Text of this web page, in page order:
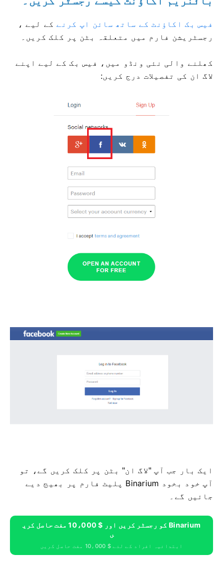
فیس بک اکاؤنٹ کے ساتھ سائن اپ کرنےکے لیے ،
رجسٹریشن فارم میں متعلقہ بٹن پر کلک کریں۔
کھلنے والی نئی ونڈو میں، فیس بک کے لیے اپنے
لاگ ان کی تفصیلات درج کریں:
ایک بار جب آپ "لاگ ان" بٹن پر کلک کریں گے، تو
آپ خود بخود Binarium پلیٹ فارم پر بھیج دیے
جائیں گے۔
Binarium کو رجسٹر کریں اور $ 10،000 مفت حاصل کری
ں
ابتدائیہ افراد کے لئے $ 10،000 مفت حاصل کریں